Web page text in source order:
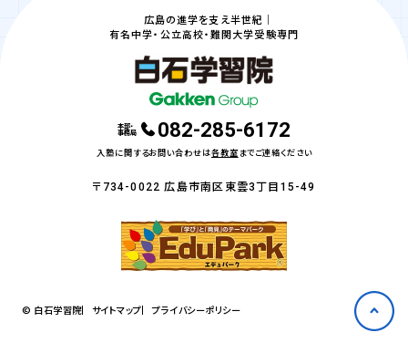
広島の進学を支え半世紀｜
有名中学・公立高校・難関大学受験専門
本部・
事務局 082-285-6172
入塾に関するお問い合わせは各教室 までご連絡ください
〒734-0022 広島市南区東雲3丁目15-49
© 白石学習院 サイトマップ プライバシーポリシー